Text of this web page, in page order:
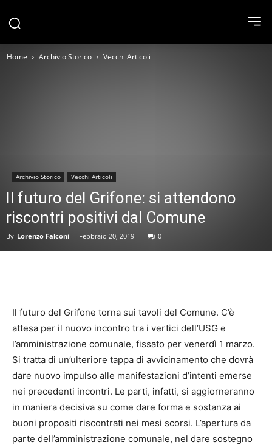
Home Archivio Storico Vecchi Articoli
Archivio Storico Vecchi Articoli
Il futuro del Grifone: si attendono
riscontri positivi dal Comune
By Lorenzo Falconi - Febbraio 20, 2019 0
Il futuro del Grifone torna sui tavoli del Comune. C’è
attesa per il nuovo incontro tra i vertici dell’USG e
l’amministrazione comunale, fissato per venerdì 1 marzo.
Si tratta di un’ulteriore tappa di avvicinamento che dovrà
dare nuovo impulso alle manifestazioni d’intenti emerse
nei precedenti incontri. Le parti, infatti, si aggiorneranno
in maniera decisiva su come dare forma e sostanza ai
buoni propositi riscontrati nei mesi scorsi. L’apertura da
parte dell’amministrazione comunale, nel dare sostegno